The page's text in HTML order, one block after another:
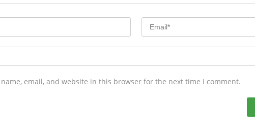
name, email, and website in this browser for the next time I comment.